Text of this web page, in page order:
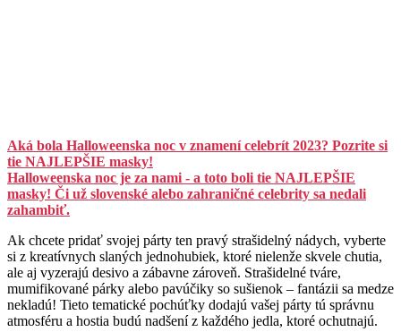
Aká bola Halloweenska noc v znamení celebrít 2023? Pozrite si
tie NAJLEPŠIE masky!
Halloweenska noc je za nami - a toto boli tie NAJLEPŠIE
masky! Či už slovenské alebo zahraničné celebrity sa nedali
zahambiť.
Ak chcete pridať svojej párty ten pravý strašidelný nádych, vyberte
si z kreatívnych slaných jednohubiek, ktoré nielenže skvele chutia,
ale aj vyzerajú desivo a zábavne zároveň. Strašidelné tváre,
mumifikované párky alebo pavúčiky so sušienok – fantázii sa medze
nekladú! Tieto tematické pochúťky dodajú vašej párty tú správnu
atmosféru a hostia budú nadšení z každého jedla, ktoré ochutnajú.